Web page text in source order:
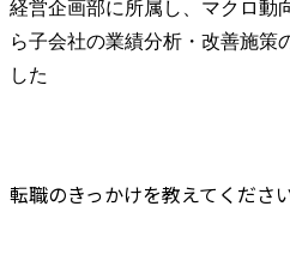
経営企画部に所属し、マクロ動
ら子会社の業績分析・改善施策
した
転職のきっかけを教えてくださ